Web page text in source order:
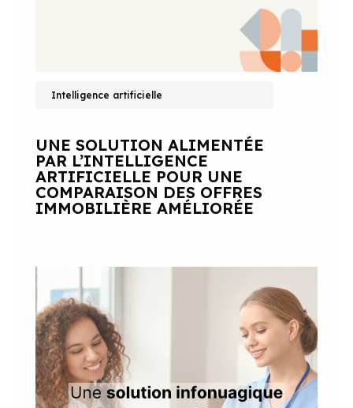
Intelligence artificielle
UNE SOLUTION ALIMENTÉE
PAR L’INTELLIGENCE
ARTIFICIELLE POUR UNE
COMPARAISON DES OFFRES
IMMOBILIÈRE AMÉLIORÉE